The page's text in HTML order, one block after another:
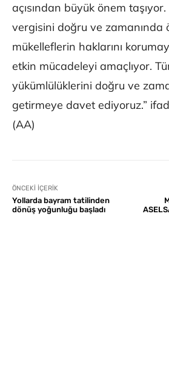
açısından büyük önem
vergisini doğru ve zamanında
mükelleflerin haklarını
etkin mücadeleyi amaçlıyor.
yükümlülüklerini doğru ve
getirmeye davet ediyoruz.”
(AA)
ÖNCEKI İÇERIK
Yollarda bayram tatilinden
dönüş yoğunluğu başladı